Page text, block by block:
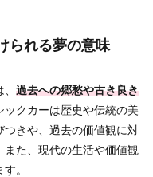
られる夢の意味
過去への郷愁や古き良き
クカーは歴史や伝統の美
きや、過去の価値観に対
た、現代の生活や価値観
。